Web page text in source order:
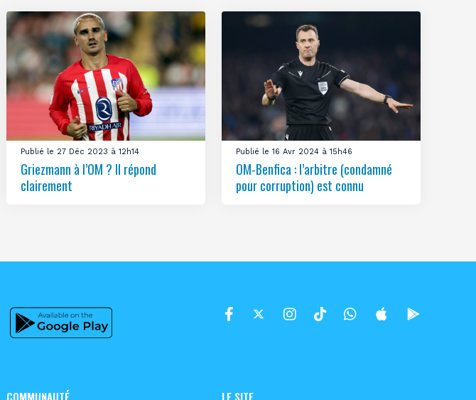
Publié le 27 Déc 2023 à 12h14
Griezmann à l’OM ? Il répond
clairement
Publié le 16 Avr 2024 à 15h46
OM-Benfica : l’arbitre (condamné
pour corruption) est connu
COMMUNAUTÉ LE SITE